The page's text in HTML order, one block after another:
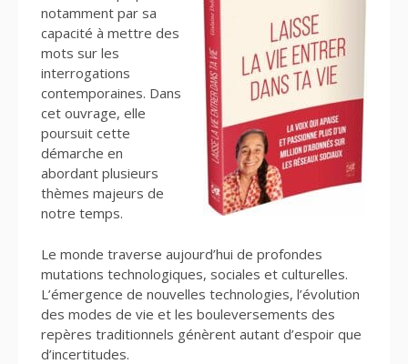
notamment par sa
capacité à mettre des
mots sur les
interrogations
contemporaines. Dans
cet ouvrage, elle
poursuit cette
démarche en
abordant plusieurs
thèmes majeurs de
notre temps.
Le monde traverse aujourd’hui de profondes
mutations technologiques, sociales et culturelles.
L’émergence de nouvelles technologies, l’évolution
des modes de vie et les bouleversements des
repères traditionnels génèrent autant d’espoir que
d’incertitudes.